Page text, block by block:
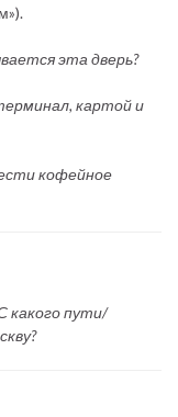
эта дверь?
картой и
кофейное
какого пути/